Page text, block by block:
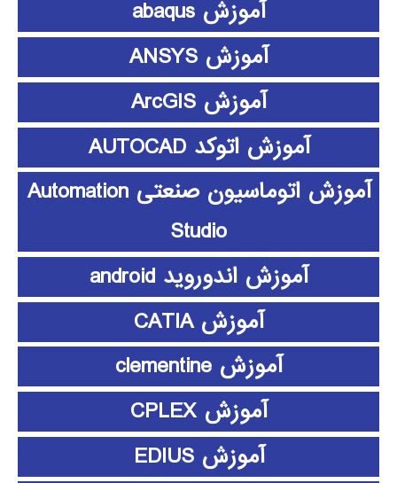
آموزش abaqus
آموزش ANSYS
آموزش ArcGIS
آموزش اتوکد AUTOCAD
آموزش اتوماسیون صنعتی Automation
Studio
آموزش اندوروید android
آموزش CATIA
آموزش clementine
آموزش CPLEX
آموزش EDIUS